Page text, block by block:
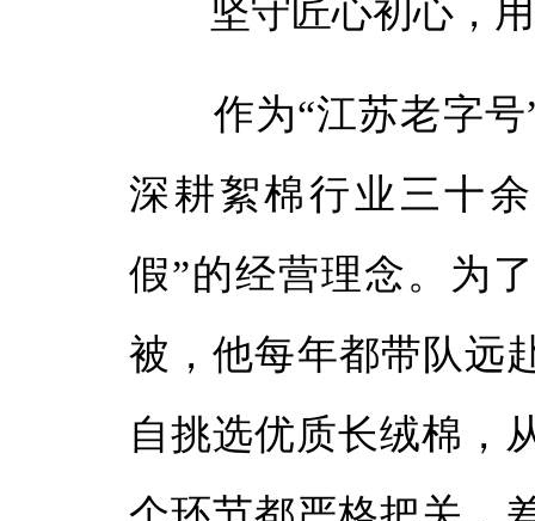
坚守匠心初心，用
作为“江苏老字号”
深耕絮棉行业三十
假”的经营理念。为
被，他每年都带队远
自挑选优质长绒棉，